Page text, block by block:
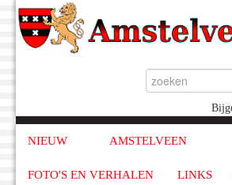
NIEUW AMSTELVEEN
FOTO'S EN VERHALEN LINKS